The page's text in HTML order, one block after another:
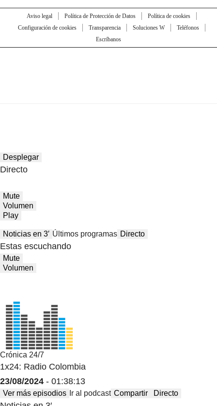
Aviso legal Política de Protección de Datos
Política de cookies
Configuración de cookies
Transparencia Soluciones W
Teléfonos
Escríbanos
Desplegar
Directo
Mute
Volumen
Play
Noticias en 3′ Últimos programas Directo
Estas escuchando
Mute
Volumen
Crónica 24/7
1x24: Radio Colombia
23/08/2024 - 01:38:13
Ver más episodios Ir al podcast Compartir Directo